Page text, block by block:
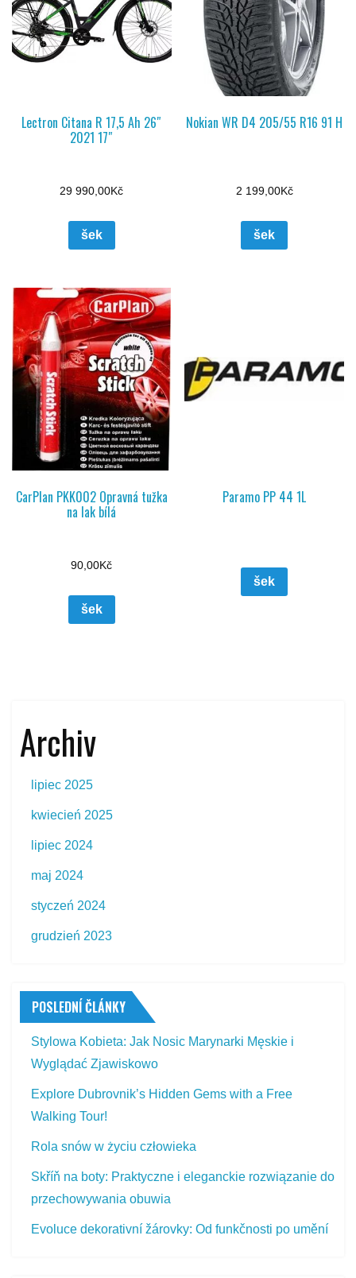
Lectron Citana R 17,5 Ah 26″
2021 17″
29 990,00Kč
šek
Nokian WR D4 205/55 R16 91 H
2 199,00Kč
šek
CarPlan PKK002 Opravná tužka
na lak bílá
90,00Kč
šek
Paramo PP 44 1L
šek
Archiv
lipiec 2025
kwiecień 2025
lipiec 2024
maj 2024
styczeń 2024
grudzień 2023
POSLEDNÍ ČLÁNKY
Stylowa Kobieta: Jak Nosic Marynarki Męskie i
Wyglądać Zjawiskowo
Explore Dubrovnik’s Hidden Gems with a Free
Walking Tour!
Rola snów w życiu człowieka
Skříň na boty: Praktyczne i eleganckie rozwiązanie do
przechowywania obuwia
Evoluce dekorativní žárovky: Od funkčnosti po umění